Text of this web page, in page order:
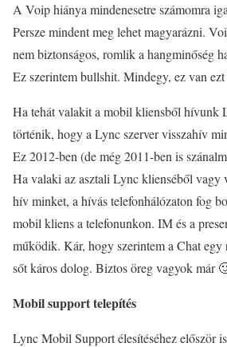
A Voip hiánya mindenesetre számomra
Persze mindent meg lehet magyarázni.
nem biztonságos, romlik a hangminőség
Ez szerintem bullshit. Mindegy, ez van
Ha tehát valakit a mobil kliensből hívunk
történik, hogy a Lync szerver visszahív
Ez 2012-ben (de még 2011-ben is
Ha valaki az asztali Lync klienséből vagy
hív minket, a hívás telefonhálózaton fog
mobil kliens a telefonunkon. IM és a
működik. Kár, hogy szerintem a Chat egy
sőt káros dolog. Biztos öreg vagyok már
Mobil support telepítés
Lync Mobil Support élesítéséhez először